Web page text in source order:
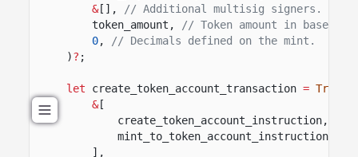
&[],
// Additional multisig signers.
token_amount,
// Token amount in base
0,
// Decimals defined on the mint.
)? ;
let create_token_account_transaction =
&[
create_token_account_instruction,
mint_to_token_account_instruction,
],